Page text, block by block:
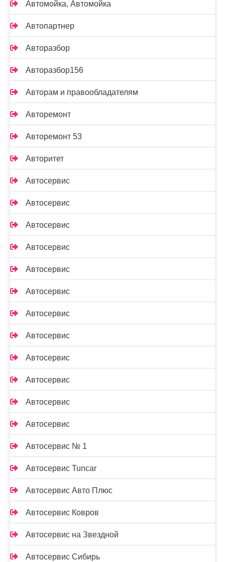
Автомойка, Автомойка
Автопартнер
Авторазбор
Авторазбор156
Авторам и правообладателям
Авторемонт
Авторемонт 53
Авторитет
Автосервис
Автосервис
Автосервис
Автосервис
Автосервис
Автосервис
Автосервис
Автосервис
Автосервис
Автосервис
Автосервис
Автосервис
Автосервис № 1
Автосервис Tuncar
Автосервис Авто Плюс
Автосервис Ковров
Автосервис на Звездной
Автосервис Сибирь